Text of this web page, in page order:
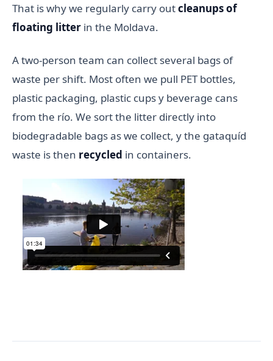
That is why we regularly carry outcleanups of
floating litter in the Moldava.
A two-person team can collect several bags of
waste per shift. Most often we pull PET bottles,
plastic packaging, plastic cups y beverage cans
from the río. We sort the litter directly into
biodegradable bags as we collect, y the gataquíd
waste is then recycled in containers.